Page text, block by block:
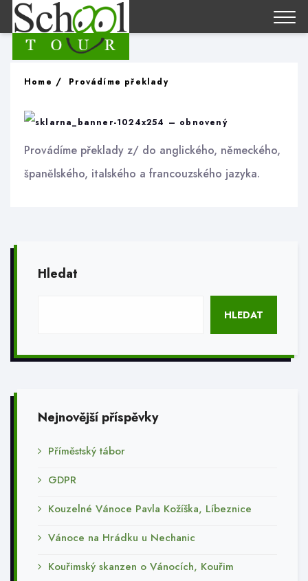
Home Provádíme překlady
Provádíme překlady z/ do anglického, německého,
španělského, italského a francouzského jazyka.
Hledat
HLEDAT
Nejnovější příspěvky
Příměstský tábor
GDPR
Kouzelné Vánoce Pavla Kožíška, Líbeznice
Vánoce na Hrádku u Nechanic
Kouřimský skanzen o Vánocích, Kouřim